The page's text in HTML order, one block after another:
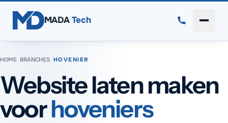
MADA Tech
HOME/ BRANCHES/ HOVENIER
Website laten maken
voorhoveniers